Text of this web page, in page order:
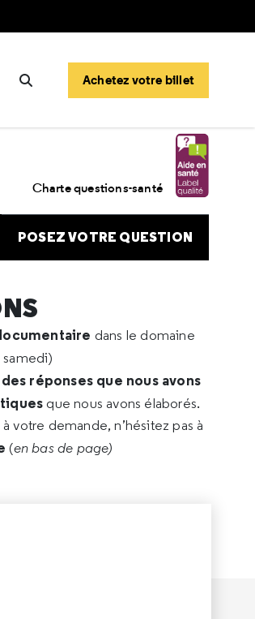
Rechercher
Achetez votre billet
Charte questions-santé
POSEZ VOTRE QUESTION
dans le domaine
samedi)
réponses que nous avons
que nous avons élaborés.
votre demande, n’hésitez pas à
(en bas de page)